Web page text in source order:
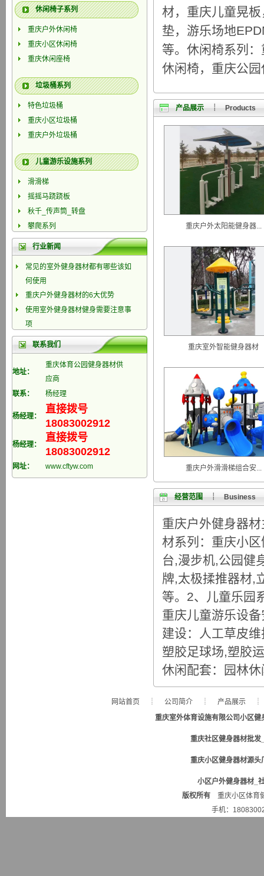
休闲椅子系列
重庆户外休闲椅
重庆小区休闲椅
重庆休闲座椅
垃圾桶系列
特色垃圾桶
重庆小区垃圾桶
重庆户外垃圾桶
儿童游乐设施系列
滑滑梯
摇摇马跷跷板
秋千_传声筒_转盘
攀爬系列
行业新闻
常见的室外健身器材都有哪些该如
何使用
重庆户外健身器材的6大优势
使用室外健身器材健身需要注意事
项
重庆健身器材定制
健身路径器材安全标准与科学健身
联系我们
地址：
重庆体育公园健身器材供
应商
联系：
杨经理
杨经理：
直接拨号
18083002912
杨经理：
直接拨号
18083002912
网址： www.cftyw.com
材，重庆儿童晃
垫，游乐场地
等。休闲椅系列
休闲椅，重庆公
产品展示 ┊ Products
重庆户外太阳能健身器...
重庆室外智能健身器材
重庆户外滑滑梯组合安...
经营范围 ┊ Business
重庆户外健身器
材系列：重庆小
台,漫步机,公园健
牌,太极揉推器材,
等。2、儿童乐园
重庆儿童游乐设
建设：人工草皮
塑胶足球场,塑胶
休闲配套：园林
网站首页 ┊ 公司简介┊ 产品展示
重庆室外体育设施有限公司小区
重庆社区健身器材批发
重庆小区健身器材源头
小区户外健身器材_
版权所有 重庆小区体育
手机：